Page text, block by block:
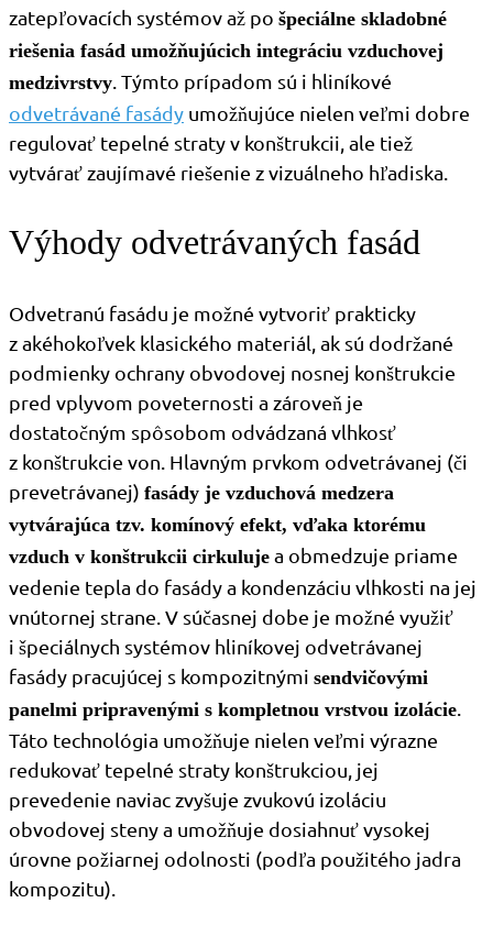
zatepľovacích systémov až po špeciálne skladobné
riešenia fasád umožňujúcich integráciu vzduchovej
medzivrstvy . Týmto prípadom sú i hliníkové
odvetrávané fasády umožňujúce nielen veľmi dobre
regulovať tepelné straty v konštrukcii, ale tiež
vytvárať zaujímavé riešenie z vizuálneho hľadiska.
Výhody odvetrávaných fasád
Odvetranú fasádu je možné vytvoriť prakticky
z akéhokoľvek klasického materiál, ak sú dodržané
podmienky ochrany obvodovej nosnej konštrukcie
pred vplyvom poveternosti a zároveň je
dostatočným spôsobom odvádzaná vlhkosť
z konštrukcie von. Hlavným prvkom odvetrávanej (či
prevetrávanej) fasády je vzduchová medzera
vytvárajúca tzv. komínový efekt, vďaka ktorému
vzduch v konštrukcii cirkuluje a obmedzuje priame
vedenie tepla do fasády a kondenzáciu vlhkosti na jej
vnútornej strane. V súčasnej dobe je možné využiť
i špeciálnych systémov hliníkovej odvetrávanej
fasády pracujúcej s kompozitnými sendvičovými
panelmi pripravenými s kompletnou vrstvou izolácie
Táto technológia umožňuje nielen veľmi výrazne
redukovať tepelné straty konštrukciou, jej
prevedenie naviac zvyšuje zvukovú izoláciu
obvodovej steny a umožňuje dosiahnuť vysokej
úrovne požiarnej odolnosti (podľa použitého jadra
kompozitu).